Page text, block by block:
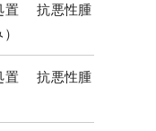
置 抗悪性腫
置 抗悪性腫